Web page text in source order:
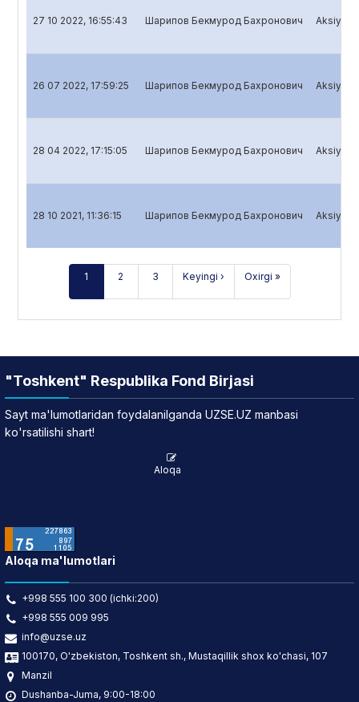
27 10 2022, 16:55:43 Шарипов Бекмурод Бахронович
26 07 2022, 17:59:25 Шарипов Бекмурод Бахронович
28 04 2022, 17:15:05 Шарипов Бекмурод Бахронович
28 10 2021, 11:36:15 Шарипов Бекмурод Бахронович
1 2 3 Keyingi › Oxirgi »
"Toshkent" Respublika Fond Birjasi
Sayt ma'lumotlaridan foydalanilganda UZSE.UZ manbasi
ko'rsatilishi shart!
Aloqa
Aloqa ma'lumotlari
+998 555 100 300 (ichki:200)
+998 555 009 995
info@uzse.uz
100170, O'zbekiston, Toshkent sh., Mustaqillik shox ko'chasi, 107
Manzil
Dushanba-Juma, 9:00-18:00